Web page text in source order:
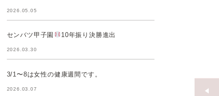
2026.05.05
センバツ甲子園 10年振り決勝進出
2026.03.30
3/1〜8は女性の健康週間です。
2026.03.07